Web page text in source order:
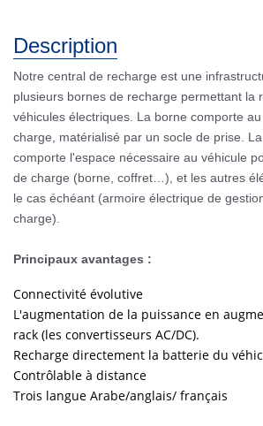
Description
Notre central de recharge est une
plusieurs bornes de recharge permettant la
véhicules électriques. La borne comporte
charge, matérialisé par un socle de prise.
comporte l'espace nécessaire au véhicule
de charge (borne, coffret…), et les autres
le cas échéant (armoire électrique de
charge).
Principaux avantages :
Connectivité évolutive
L'augmentation de la puissance en
rack (les convertisseurs AC/DC).
Recharge directement la batterie du
Contrôlable à distance
Trois langue Arabe/anglais/ français